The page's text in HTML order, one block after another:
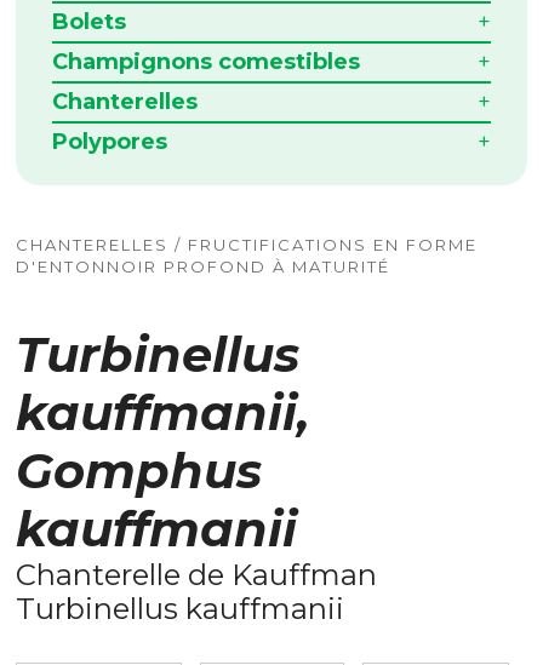
Bolets
Champignons comestibles
Chanterelles
Polypores
CHANTERELLES / FRUCTIFICATIONS EN FORME
D'ENTONNOIR PROFOND À MATURITÉ
Turbinellus
kauffmanii,
Gomphus
kauffmanii
Chanterelle de Kauffman
Turbinellus kauffmanii